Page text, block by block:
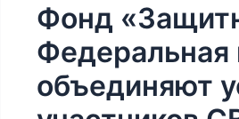
Фонд
Федеральная
объединяют